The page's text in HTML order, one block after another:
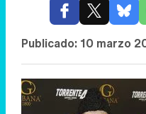
Publicado: 10 marzo